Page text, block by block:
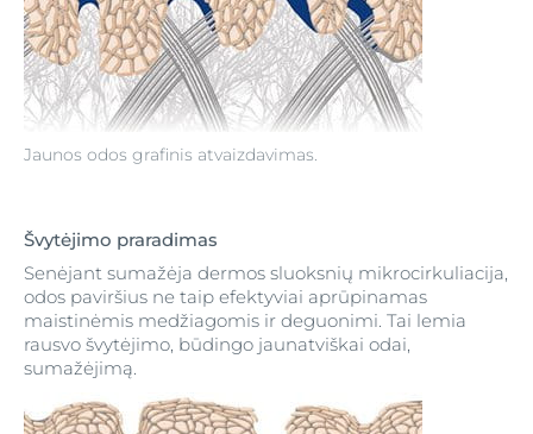
Jaunos odos grafinis atvaizdavimas.
Švytėjimo praradimas
Senėjant sumažėja dermos sluoksnių mikrocirkuliacija,
odos paviršius ne taip efektyviai aprūpinamas
maistinėmis medžiagomis ir deguonimi. Tai lemia
rausvo švytėjimo, būdingo jaunatviškai odai,
sumažėjimą.